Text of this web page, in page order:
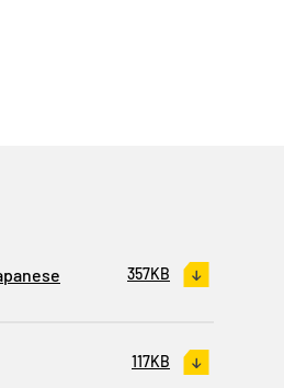
357KB
117KB